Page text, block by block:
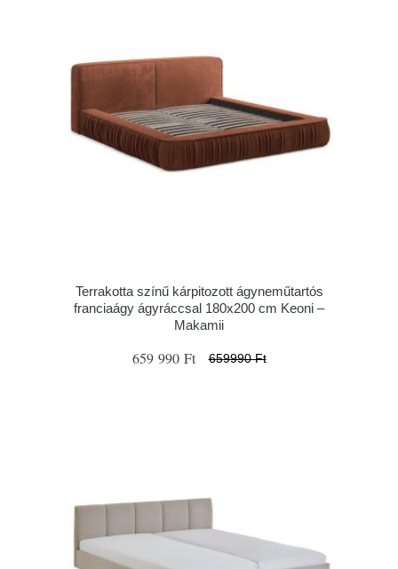
Terrakotta színű kárpitozott ágyneműtartós
franciaágy ágyráccsal 180x200 cm Keoni –
Makamii
659 990 Ft 659990 Ft